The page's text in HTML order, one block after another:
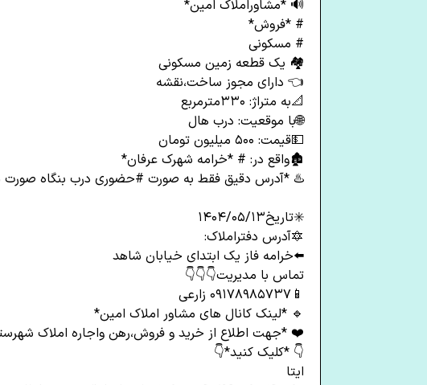
🔊 *مشاوراملاک امین*
# *فروش*
# مسکونی
🏘 یک قطعه زمین مسکونی
👈 دارای مجوز ساخت،نقشه
📐به متراژ: ۳۳۰مترمربع
🌐با موقعیت: درب هال
💵قیمت: ۵۰۰ میلیون تومان
🏚واقع در: # *خرامه شهرک عرفان*
♨️ *آدرس دقیق فقط به صورت #حضوری درب بنگاه صورت
✳️تاریخ۱۴۰۴/۰۵/۱۳
🔯آدرس دفتراملاک:
⬅️خرامه فاز یک ابتدای خیابان شاهد
تماس با مدیریت👇👇👇
📱۰۹۱۷۸۹۸۵۷۳۷ زارعی
🔹 *لینک کانال های مشاور املاک امین*
❤️ *جهت اطلاع از خرید و فروش،رهن واجاره املاک
👇 *کلیک کنید*👇
ایتا